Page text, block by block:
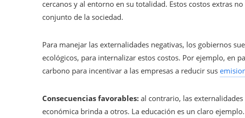
cercanos y al entorno en su totalidad. Estos costos extras
conjunto de la sociedad.
Para manejar las externalidades negativas, los gobiernos
ecológicos, para internalizar estos costos. Por ejemplo, en
carbono para incentivar a las empresas a reducir sus
Consecuencias favorables: al contrario, las
económica brinda a otros. La educación es un claro